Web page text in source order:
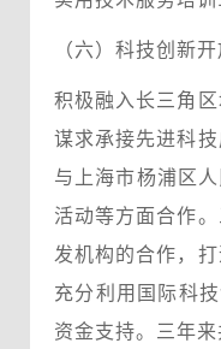
（六）科技创新
积极融入长三角
谋求承接先进科
与上海市杨浦区
活动等方面合作
发机构的合作，
充分利用国际科
资金支持。三年